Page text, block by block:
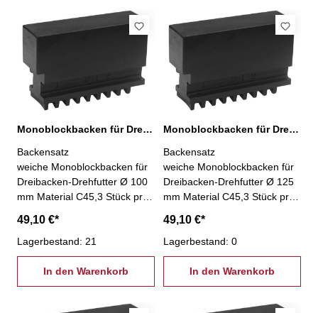
Monoblockbacken für Dreibacken-Drehfutter Ø 100 mm
Backensatz
weiche Monoblockbacken für
Dreibacken-Drehfutter Ø 100
mm Material C45,3 Stück pro
49,10 €*
Lagerbestand: 21
In den Warenkorb
Monoblockbacken für Dreibacken-Drehfutter Ø 125 mm
Backensatz
weiche Monoblockbacken für
Dreibacken-Drehfutter Ø 125
mm Material C45,3 Stück pro
49,10 €*
Lagerbestand: 0
In den Warenkorb